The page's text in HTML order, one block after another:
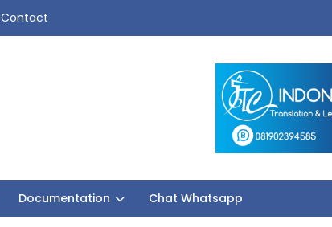
Contact
Documentation Chat Whatsapp